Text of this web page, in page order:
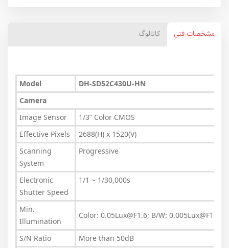
مشخصات فنی کاتالوگ
Model
DH-SD52C430U-HN
Camera
Image Sensor
1/3” Color CMOS
Effective Pixels
2688(H) x 1520(V)
Scanning
System
Progressive
Electronic
Shutter Speed
1/1 ~ 1/30,000s
Min.
Illumination
Color: 0.05Lux@F1.6; B/W: 0.005Lux@F1.6
S/N Ratio
More than 50dB